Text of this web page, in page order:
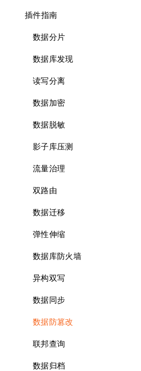
插件指南
数据分片
数据库发现
读写分离
数据加密
数据脱敏
影子库压测
流量治理
双路由
数据迁移
弹性伸缩
数据库防火墙
异构双写
数据同步
数据防篡改
联邦查询
数据归档